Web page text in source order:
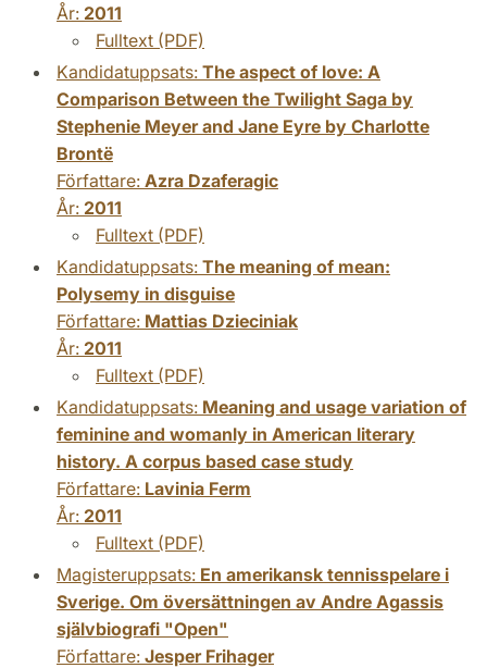
År: 2011
Fulltext (PDF)
Kandidatuppsats: The aspect of love: A
Comparison Between the Twilight Saga by
Stephenie Meyer and Jane Eyre by Charlotte
Brontë
Författare: Azra Dzaferagic
År: 2011
Fulltext (PDF)
Kandidatuppsats: The meaning of mean:
Polysemy in disguise
Författare: Mattias Dzieciniak
År: 2011
Fulltext (PDF)
Kandidatuppsats: Meaning and usage variation of
feminine and womanly in American literary
history. A corpus based case study
Författare: Lavinia Ferm
År: 2011
Fulltext (PDF)
Magisteruppsats: En amerikansk tennisspelare i
Sverige. Om översättningen av Andre Agassis
självbiografi "Open"
Författare: Jesper Frihager